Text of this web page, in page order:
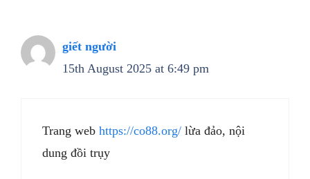
giết người
15th August 2025 at 6:49 pm
Trang web https://co88.org/ lừa đảo, nội
dung đồi trụy